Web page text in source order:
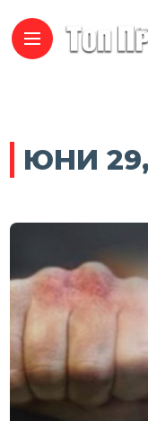
ЮНИ